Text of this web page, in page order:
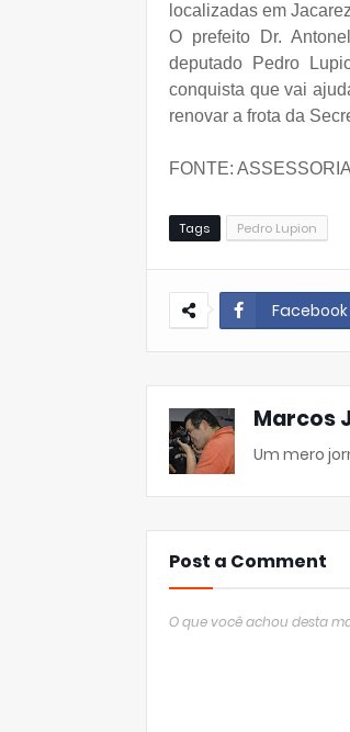
localizadas em
O prefeito Dr.
deputado Pedro
conquista que vai
renovar a frota da
FONTE: ASSESSORIA
Tags Pedro Lupion
Facebook
Marcos
Um mero
Post a Comment
O que você achou desta